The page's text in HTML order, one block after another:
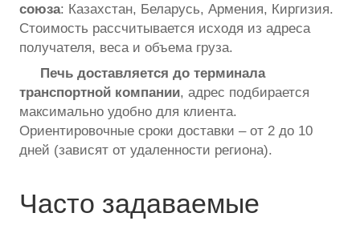
союза: Казахстан, Беларусь, Армения, Киргизия.
Стоимость рассчитывается исходя из адреса
получателя, веса и объема груза.
Печь доставляется до терминала
транспортной компании, адрес подбирается
максимально удобно для клиента.
Ориентировочные сроки доставки – от 2 до 10
дней (зависят от удаленности региона).
Часто задаваемые